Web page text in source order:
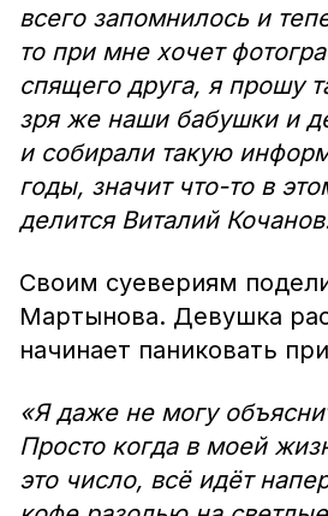
всего запомнилось и
то при мне хочет
спящего друга, я прошу
зря же наши бабушки и
и собирали такую
годы, значит что-то в
делится Виталий
Своим суевериям
Мартынова. Девушка
начинает паниковать
«Я даже не могу
Просто когда в моей
это число, всё идёт